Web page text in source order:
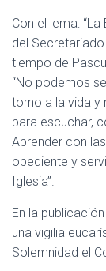
Con el lema:
del
tiempo de
“No podemos
torno a la vida y
para escuchar,
Aprender con
obediente y
Iglesia”.
En la
una vigilia
Solemnidad el